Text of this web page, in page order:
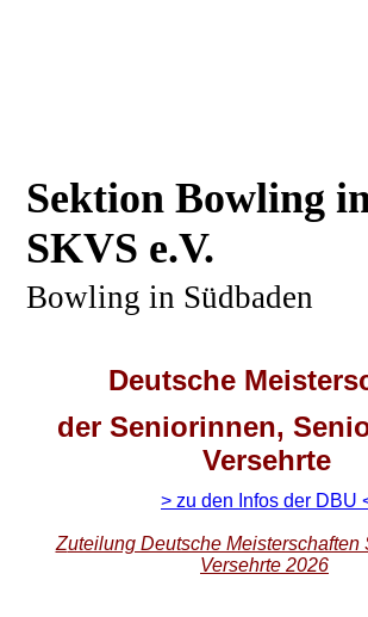
Sektion Bowling
SKVS e.V.
Bowling in Südbaden
Deutsche
der Seniorinnen,
Versehrte
> zu den Infos der DBU
Zuteilung Deutsche Meisterschaften
Versehrte 2026